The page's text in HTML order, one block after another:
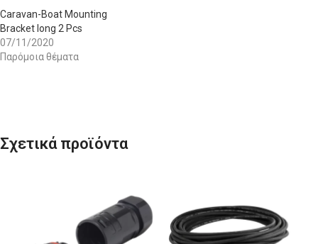
Caravan-Boat Mounting
Bracket long 2 Pcs
07/11/2020
Παρόμοια θέματα
Σχετικά προϊόντα